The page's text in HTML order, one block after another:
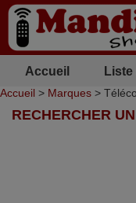
Accueil
Accueil > Marques >
RECHERCHER